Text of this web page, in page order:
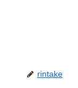
rintake